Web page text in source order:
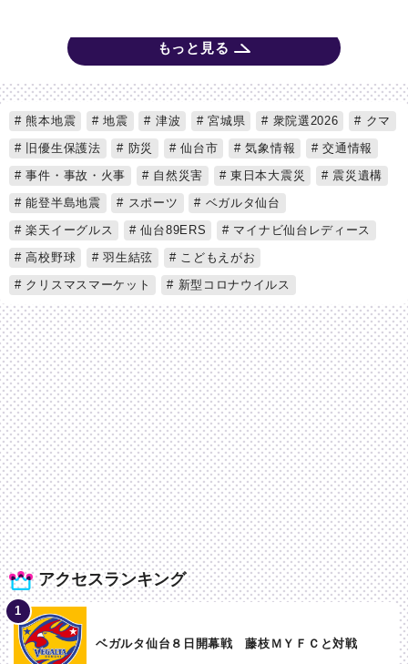
もっと見る
アクセスランキング
ベガルタ仙台８日開幕戦 藤枝ＭＹＦＣと対戦
熊本地震 地震 津波 宮城県 衆院選2026
クマ
旧優生保護法
防災 仙台市 気象情報
交通情報
事件・事故・火事
自然災害 東日本大震災
震災遺構
能登半島地震
スポーツ
ベガルタ仙台
楽天イーグルス
仙台89ERS
マイナビ仙台レディース
高校野球
羽生結弦
こどもえがお
クリスマスマーケット
新型コロナウイルス